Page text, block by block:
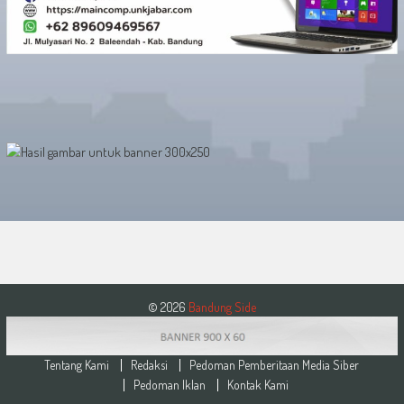
© 2026 Bandung Side
Tentang Kami Redaksi
Pedoman Pemberitaan Media Siber
Pedoman Iklan
Kontak Kami